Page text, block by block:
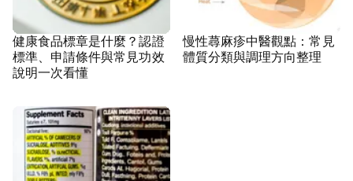
健康食品標章是什麼？認證
標準、申請條件與常見功效
說明一次看懂
慢性蕁麻疹中醫觀點：常見
體質分類與調理方向整理